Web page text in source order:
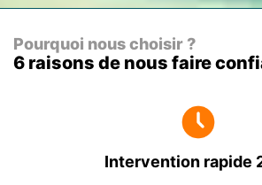
Pourquoi nous choisir ?
6 raisons de nous faire
Intervention rapide